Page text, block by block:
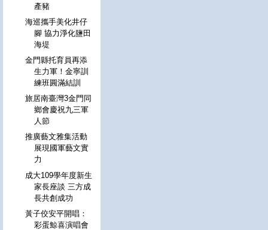
產豬
海巡攜手美化井仔
腳 協力淨化鹽田
海堤
金門縣托育員再添
生力軍！金寧訓
練班圓滿結訓
旅居南臺灣3金門同
鄉會慶祝九三軍
人節
推廣藝文雅集活動
展現國軍藝文實
力
成大109學年度新生
家長座談 三方成
長共創成功
黃子佼安平開唱：
彩蛋鯨喜演唱會